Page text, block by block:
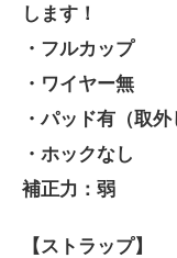
します！
・フルカップ
・ワイヤー無
・パッド有（取外
・ホックなし
補正力：弱
【ストラップ】